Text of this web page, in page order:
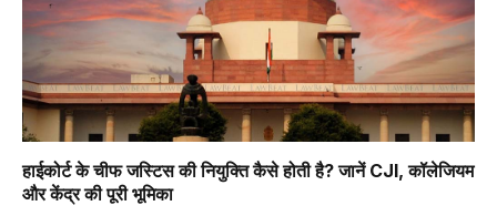
हाईकोर्ट के चीफ जस्टिस की नियुक्ति कैसे होती है? जानें CJI, कॉलेजियम
और केंद्र की पूरी भूमिका